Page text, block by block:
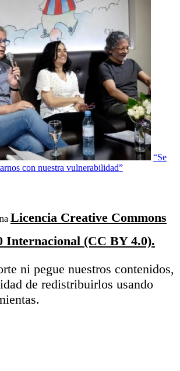
“Se
con nuestra vulnerabilidad”
Licencia Creative Commons
Internacional (CC BY 4.0).
ni pegue nuestros contenidos,
de redistribuirlos usando